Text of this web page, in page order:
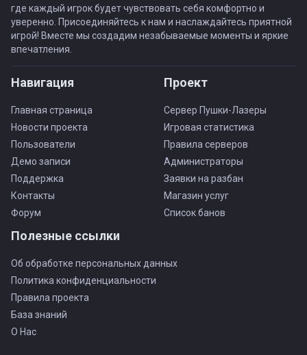
где каждый игрок будет чувствовать себя комфортно и
уверенно. Присоединяйтесь к нам и наслаждайтесь приятной
игрой! Вместе мы создадим незабываемые моменты и яркие
впечатления.
Навигация
Главная страница
Новости проекта
Пользователи
Демо записи
Поддержка
Контакты
Форум
Проект
Сервер Пушки-Лазеры
Игровая статистика
Правила серверов
Администраторы
Заявки на разбан
Магазин услуг
Список банов
Полезные ссылки
Об обработке персональных данных
Политика конфиденциальности
Правила проекта
База знаний
О Нас